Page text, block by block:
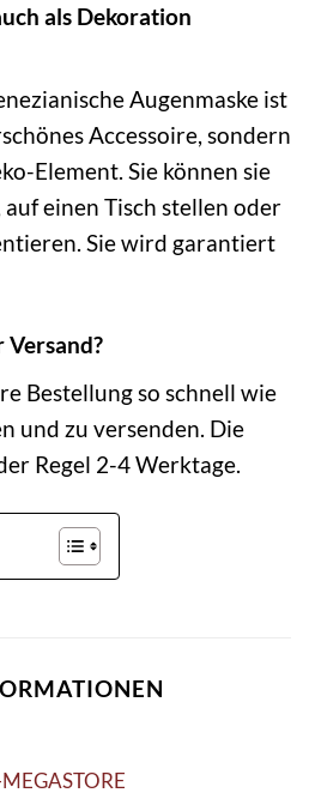
als Dekoration
Augenmaske ist
Accessoire, sondern
Element. Sie können sie
einen Tisch stellen oder
Sie wird garantiert
Bestellung so schnell wie
und zu versenden. Die
Regel 2-4 Werktage.